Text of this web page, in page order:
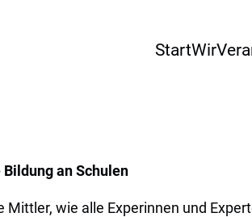
StartWir
an Schulen
wie alle Experinnen und